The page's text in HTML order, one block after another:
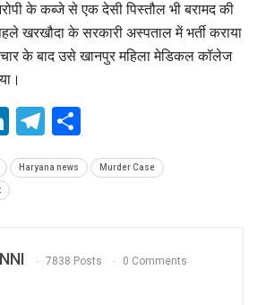
के कब्जे से एक देसी पिस्तौल भी बरामद की
खरखौदा के सरकारी अस्पताल में भर्ती कराया
के बाद उसे खानपुर महिला मेडिकल कॉलेज
LinkedIn
Telegram
Haryana news Murder Case
7838 Posts 0 Comments